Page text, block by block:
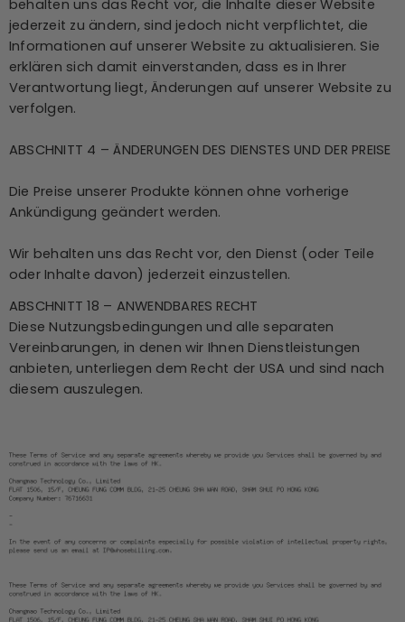
behalten uns das Recht vor, die Inhalte dieser Website
jederzeit zu ändern, sind jedoch nicht verpflichtet, die
Informationen auf unserer Website zu aktualisieren. Sie
erklären sich damit einverstanden, dass es in Ihrer
Verantwortung liegt, Änderungen auf unserer Website zu
verfolgen.
ABSCHNITT 4 – ÄNDERUNGEN DES DIENSTES UND DER PREISE
Die Preise unserer Produkte können ohne vorherige
Ankündigung geändert werden.
Wir behalten uns das Recht vor, den Dienst (oder Teile
oder Inhalte davon) jederzeit einzustellen.
ABSCHNITT 18 – ANWENDBARES RECHT
Diese Nutzungsbedingungen und alle separaten
Vereinbarungen, in denen wir Ihnen Dienstleistungen
anbieten, unterliegen dem Recht der USA und sind nach
diesem auszulegen.